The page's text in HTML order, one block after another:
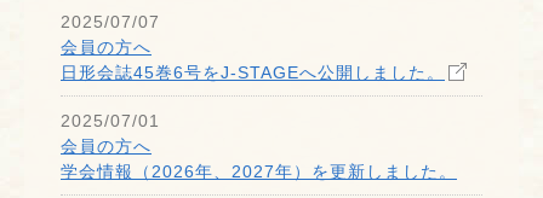
2025/07/07
会員の方へ
日形会誌45巻6号をJ-STAGEへ公開しました。
2025/07/01
会員の方へ
学会情報（2026年、2027年）を更新しました。